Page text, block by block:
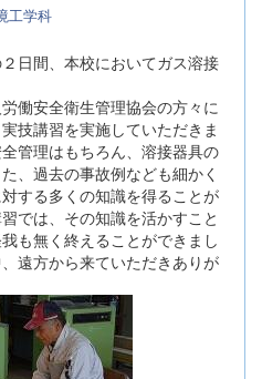
工学科
日間、本校においてガス溶接
働安全衛生管理協会の方々に
技講習を実施していただきま
管理はもちろん、溶接器具の
、過去の事故例なども細かく
する多くの知識を得ることが
では、その知識を活かすこと
も無く終えることができまし
遠方から来ていただきありが